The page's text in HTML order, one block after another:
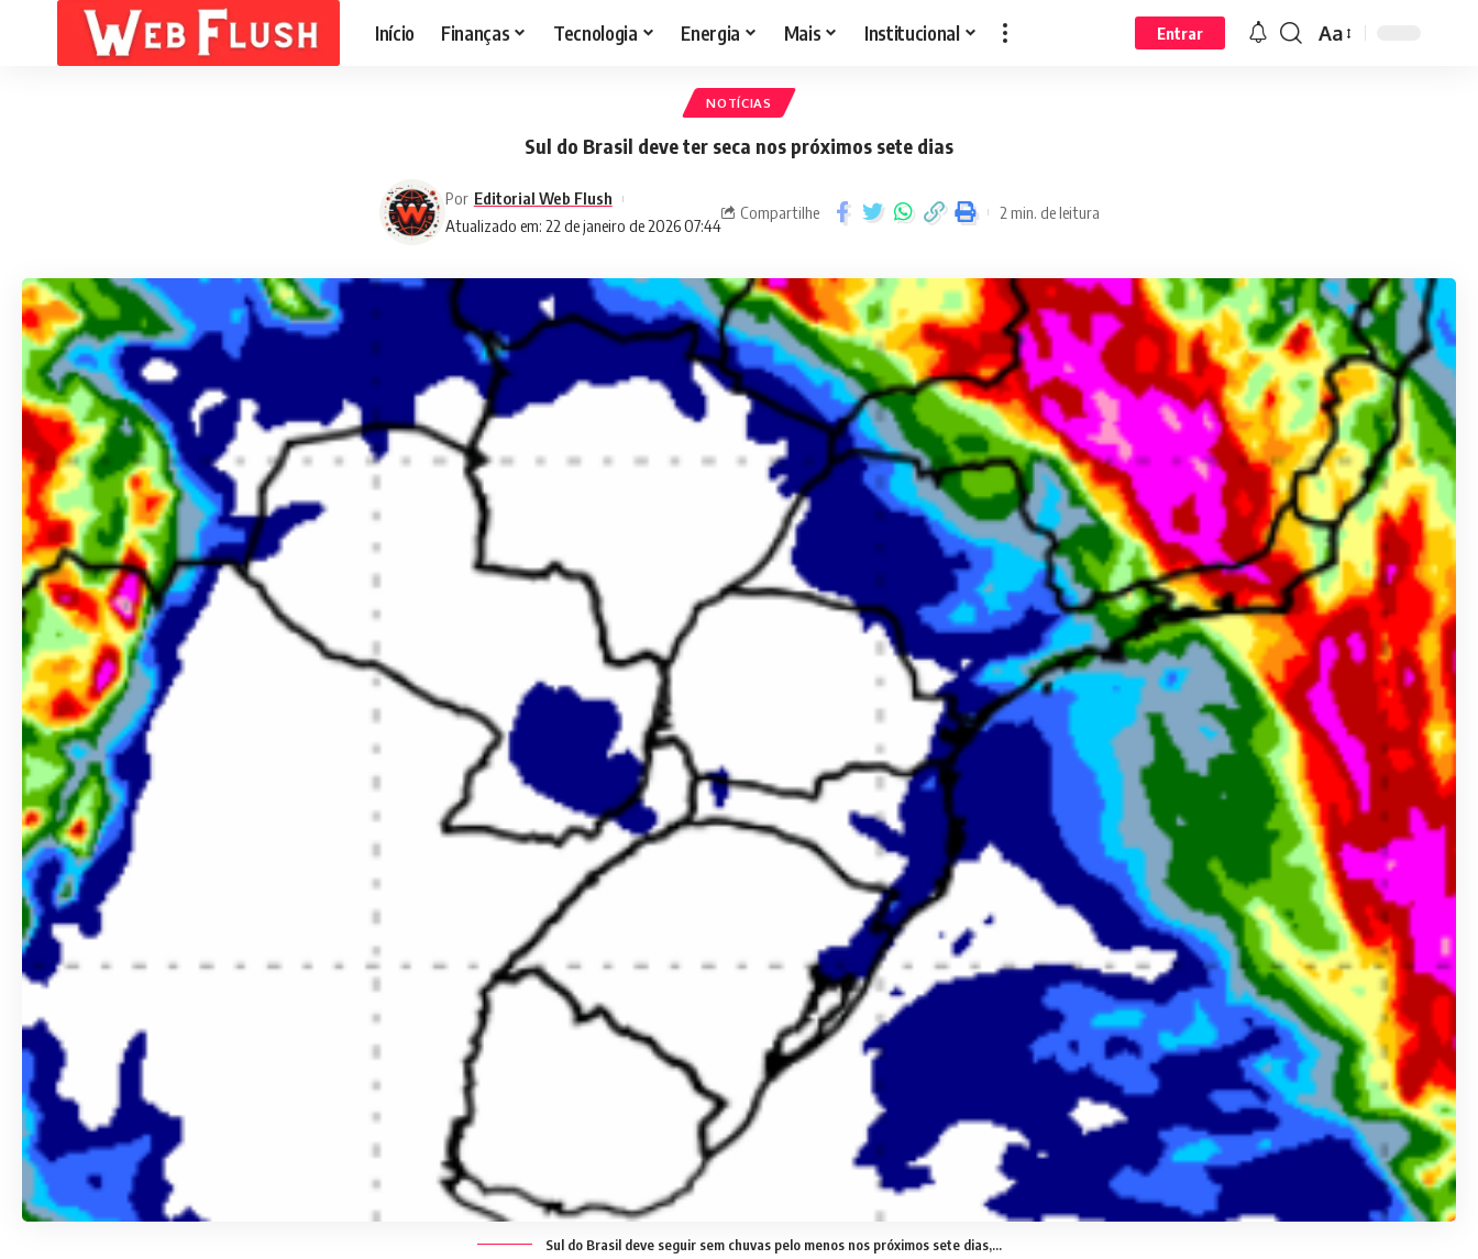
Início Finanças Tecnologia Energia Mais Institucional Entrar Aa
NOTÍCIAS
Sul do Brasil deve ter seca nos próximos sete dias
Atualizado em: 22 de janeiro de 2026 07:44
Por Editorial Web Flush
Compartilhe 2 min. de leitura
Sul do Brasil deve seguir sem chuvas pelo menos nos próximos sete dias,...